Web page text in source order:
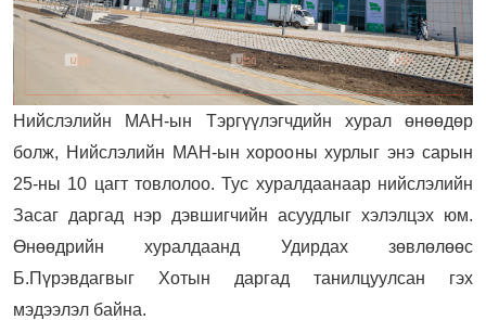
Нийслэлийн МАН-ын Тэргүүлэгчдийн хурал өнөөдөр
болж, Нийслэлийн МАН-ын хорооны хурлыг энэ сарын
25-ны 10 цагт товлолоо. Тус хуралдаанаар нийслэлийн
Засаг даргад нэр дэвшигчийн асуудлыг хэлэлцэх юм.
Өнөөдрийн хуралдаанд Удирдах зөвлөлөөс
Б.Пүрэвдагвыг Хотын даргад танилцуулсан гэх
мэдээлэл байна.